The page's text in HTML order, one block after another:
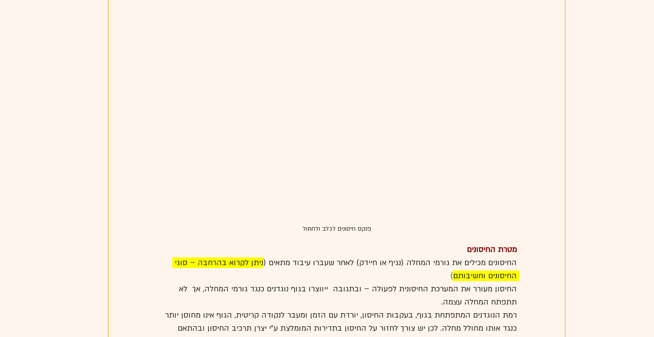
פנקס חיסונים לכלב ולחתול
מטרת החיסונים
החיסונים מכילים את גורמי המחלה (נגיף או חיידק) לאחר שעברו עיבוד מתאים (ניתן לקרוא בהרחבה – סוגי
החיסונים וחשיבותם)
החיסון מעורר את המערכת החיסונית לפעולה – ובתגובה  ייווצרו בגוף נוגדנים כנגד גורמי המחלה, אך  לא
תתפתח המחלה עצמה.
רמת הנוגדנים המתפתחת בגוף, בעקבות החיסון, יורדת עם הזמן ומעבר לנקודה קריטית, הגוף אינו מחוסן יותר
כנגד אותו מחולל מחלה. לכן יש צורך לחזור על החיסון בתדירות המומלצת ע"י יצרן תרכיב החיסון ובהתאם